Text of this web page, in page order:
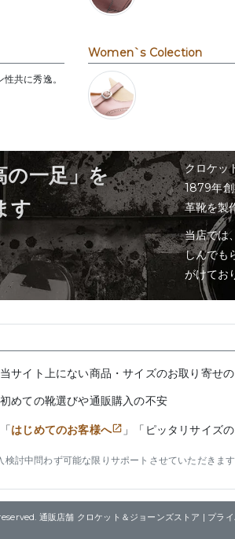
共に秀逸。
Women`s Colection
の一足」を
す
クロケッ
1879年創
革靴を製
当店では
しんでも
がけてお
当サイト上にない商品・サイズのお取り寄せ
初めての靴選びや通販購入の不安
「はじめてのお客様へ 」「ピッタリサイズ
検討中問わず可能な限りサポートさせていただきます
通販店舗 クロケット＆ジョーンズストア | プラ